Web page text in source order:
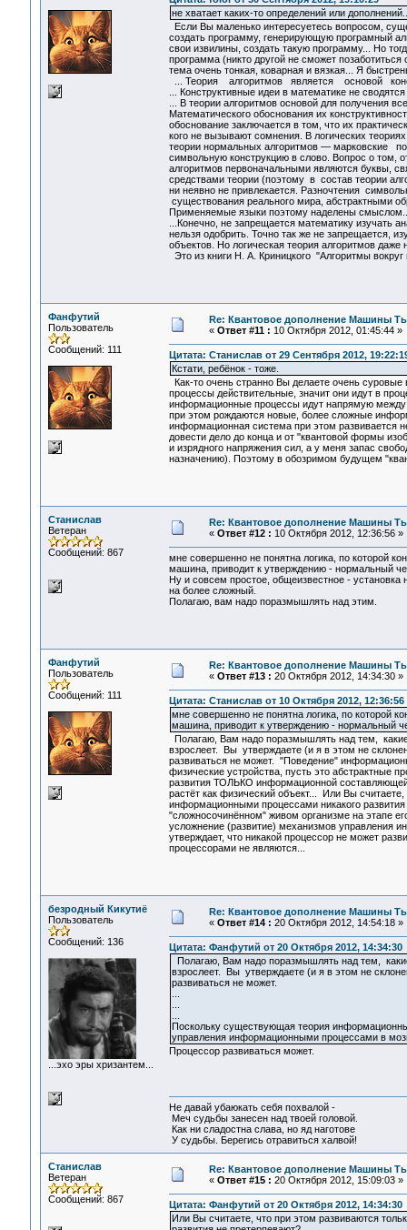
не хватает каких-то определений или
Если Вы маленько интересуетесь вопросом,
создать программу, генерирующую програмный
свои извилины, создать такую программу... Но
программа (никто другой не сможет
тема очень тонкая, коварная и вязкая... Я
... Теория алгоритмов является основой
... Конструктивные идеи в математике не
... В теории алгоритмов основой для получения
Математического обоснования их
обоснование заключается в том, что их
кого не вызывают сомнения. В логических
теории нормальных алгоритмов — марковские
символьную конструкцию в слово. Вопрос о том,
алгоритмов первоначальными являются буквы,
средствами теории (поэтому в состав теории
ни неявно не привлекается. Разночтения
существования реального мира, абстрактными
Применяемые языки поэтому наделены
...Конечно, не запрещается математику изучать
нельзя одобрить. Точно так же не запрещается,
объектов. Но логическая теория алгоритмов
Это из книги Н. А. Криницкого "Алгоритмы вокруг
Фанфутий
Пользователь
Сообщений: 111
Re: Квантовое дополнение Машины
« Ответ #11 : 10 Октября 2012, 01:45:44 »
Цитата: Станислав от 29 Сентября 2012,
Кстати, ребёнок - тоже.
Как-то очень странно Вы делаете очень
процессы действительные, значит они идут в
информационные процессы идут напрямую между
при этом рождаются новые, более сложные
информационная система при этом
довести дело до конца и от "квантовой формы
и изрядного напряжения сил, а у меня запас
назначению). Поэтому в обозримом будущем
Станислав
Ветеран
Сообщений: 867
Re: Квантовое дополнение Машины
« Ответ #12 : 10 Октября 2012, 12:36:56 »
мне совершенно не понятна логика, по которой
машина, приводит к утверждению - нормальный
Ну и совсем простое, общеизвестное -
на более сложный.
Полагаю, вам надо поразмышлять над этим.
Фанфутий
Пользователь
Сообщений: 111
Re: Квантовое дополнение Машины
« Ответ #13 : 20 Октября 2012, 14:34:30 »
Цитата: Станислав от 10 Октября 2012, 12:36:56
мне совершенно не понятна логика, по которой
машина, приводит к утверждению - нормальный
Полагаю, Вам надо поразмышлять над тем,
взрослеет. Вы утверждаете (и я в этом не
развиваться не может. "Поведение"
физические устройства, пусть это абстрактные
развития ТОЛЬКО информационной
растёт как физический объект... Или Вы
информационными процессами никакого
"сложносочинённом" живом организме на этапе
усложнение (развитие) механизмов
утверждает, что никакой процессор не может
процессорами не являются...
безродный Кикутиё
Пользователь
Сообщений: 136
...эхо эры хризантем...
Re: Квантовое дополнение Машины
« Ответ #14 : 20 Октября 2012, 14:54:18 »
Цитата: Фанфутий от 20 Октября 2012, 14:34:30
Полагаю, Вам надо поразмышлять над тем,
взрослеет. Вы утверждаете (и я в этом не
развиваться не может.
Поскольку существующая теория
управления информационными процессами в
Процессор развиваться может.
Не давай убаюкать себя похвалой -
Меч судьбы занесен над твоей головой.
Как ни сладостна слава, но яд наготове
У судьбы. Берегись отравиться халвой!
Станислав
Ветеран
Сообщений: 867
Re: Квантовое дополнение Машины
« Ответ #15 : 20 Октября 2012, 15:09:03 »
Цитата: Фанфутий от 20 Октября 2012, 14:34:30
Или Вы считаете, что при этом развиваются